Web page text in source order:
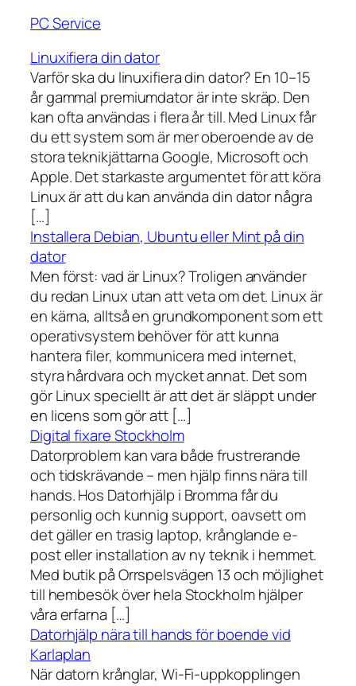
PC Service
Linuxifiera din dator
Varför ska du linuxifiera din dator? En 10–15
år gammal premiumdator är inte skräp. Den
kan ofta användas i flera år till. Med Linux får
du ett system som är mer oberoende av de
stora teknikjättarna Google, Microsoft och
Apple. Det starkaste argumentet för att köra
Linux är att du kan använda din dator några
[…]
Installera Debian, Ubuntu eller Mint på din
dator
Men först: vad är Linux? Troligen använder
du redan Linux utan att veta om det. Linux är
en kärna, alltså en grundkomponent som ett
operativsystem behöver för att kunna
hantera filer, kommunicera med internet,
styra hårdvara och mycket annat. Det som
gör Linux speciellt är att det är släppt under
en licens som gör att […]
Digital fixare Stockholm
Datorproblem kan vara både frustrerande
och tidskrävande – men hjälp finns nära till
hands. Hos Datorhjälp i Bromma får du
personlig och kunnig support, oavsett om
det gäller en trasig laptop, krånglande e-
post eller installation av ny teknik i hemmet.
Med butik på Orrspelsvägen 13 och möjlighet
till hembesök över hela Stockholm hjälper
våra erfarna […]
Datorhjälp nära till hands för boende vid
Karlaplan
När datorn krånglar, Wi-Fi-uppkopplingen